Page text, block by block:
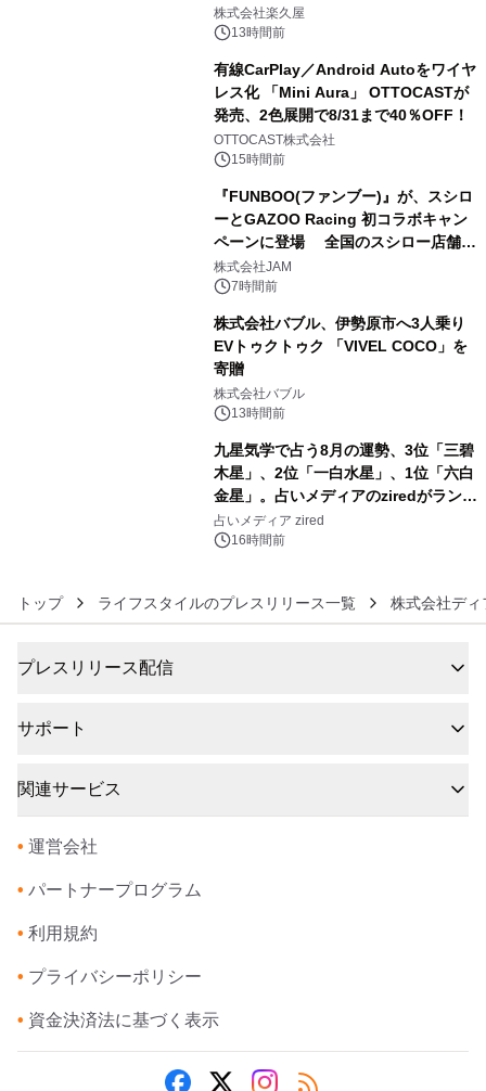
メニューを提供
株式会社楽久屋
13時間前
有線CarPlay／Android Autoをワイヤ
レス化 「Mini Aura」 OTTOCASTが
発売、2色展開で8/31まで40％OFF！
OTTOCAST株式会社
15時間前
『FUNBOO(ファンブー)』が、スシロ
ーとGAZOO Racing 初コラボキャン
ペーンに登場 全国のスシロー店舗で
GR 4車種の FUNBOO(ミニカー)付き
メニューが展開されます
株式会社JAM
7時間前
株式会社バブル、伊勢原市へ3人乗り
EVトゥクトゥク 「VIVEL COCO」を
寄贈
株式会社バブル
13時間前
九星気学で占う8月の運勢、3位「三碧
木星」、2位「一白水星」、1位「六白
金星」。占いメディアのziredがランキ
ングを発表
占いメディア zired
16時間前
トップ ライフスタイルのプレスリリース一覧 株式会社ディ
プレスリリース配信
サポート
関連サービス
• 運営会社
• パートナープログラム
• 利用規約
• プライバシーポリシー
• 資金決済法に基づく表示